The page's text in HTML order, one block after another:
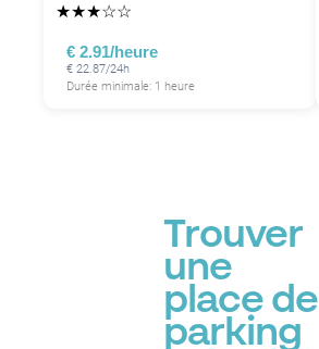
★★★☆☆
€ 2.91/heure
€ 22.87/24h
Durée minimale: 1 heure
Trouver
une
place de
parking